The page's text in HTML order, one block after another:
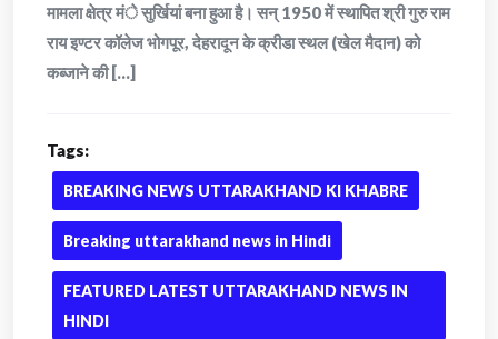
मामला क्षेत्र मंे सुर्खियां बना हुआ है। सन् 1950 में स्थापित श्री गुरु राम
राय इण्टर कॉलेज भोगपूर, देहरादून के क्रीडा स्थल (खेल मैदान) को
कब्जाने की [...]
Tags:
BREAKING NEWS UTTARAKHAND KI KHABRE
Breaking uttarakhand news in Hindi
FEATURED LATEST UTTARAKHAND NEWS IN
HINDI